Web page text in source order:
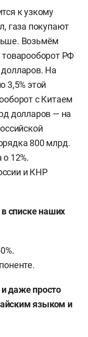
к узкому
газа покупают
Возьмём
РФ
На
3,5% этой
с Китаем
долларов — на
800 млрд.
12%.
и КНР
списке наших
даже просто
языком и